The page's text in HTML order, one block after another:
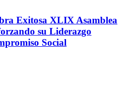
Exitosa XLIX Asamblea
su Liderazgo
Social